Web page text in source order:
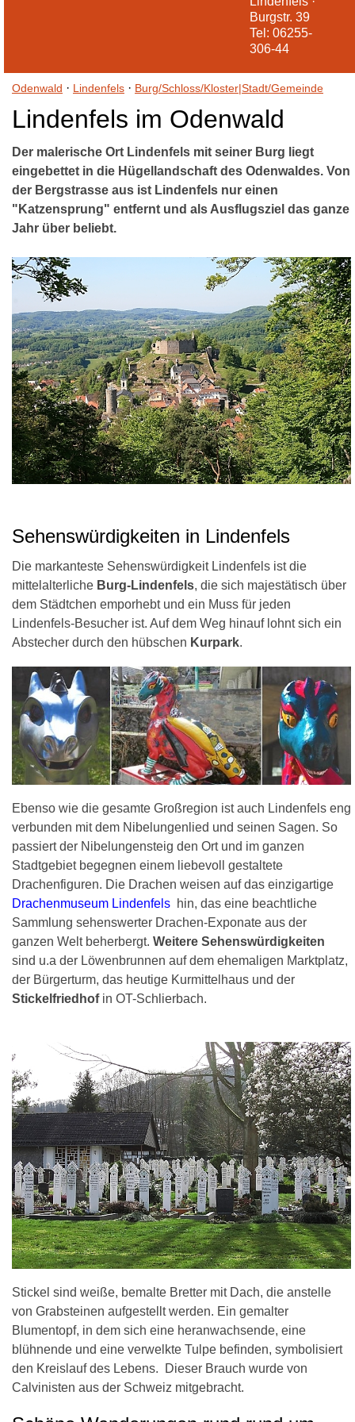
Burgstr. 39
Tel: 06255-
306-44
Odenwald · Lindenfels · Burg/Schloss/Kloster|Stadt/Gemeinde
Lindenfels im Odenwald
Der malerische Ort Lindenfels mit seiner Burg liegt
eingebettet in die Hügellandschaft des Odenwaldes. Von
der Bergstrasse aus ist Lindenfels nur einen
"Katzensprung" entfernt und als Ausflugsziel das ganze
Jahr über beliebt.
Sehenswürdigkeiten in Lindenfels
Die markanteste Sehenswürdigkeit Lindenfels ist die
mittelalterliche Burg-Lindenfels, die sich majestätisch über
dem Städtchen emporhebt und ein Muss für jeden
Lindenfels-Besucher ist. Auf dem Weg hinauf lohnt sich ein
Abstecher durch den hübschen Kurpark.
Ebenso wie die gesamte Großregion ist auch Lindenfels eng
verbunden mit dem Nibelungenlied und seinen Sagen. So
passiert der Nibelungensteig den Ort und im ganzen
Stadtgebiet begegnen einem liebevoll gestaltete
Drachenfiguren. Die Drachen weisen auf das einzigartige
Drachenmuseum Lindenfels hin, das eine beachtliche
Sammlung sehenswerter Drachen-Exponate aus der
ganzen Welt beherbergt. Weitere Sehenswürdigkeiten
sind u.a der Löwenbrunnen auf dem ehemaligen Marktplatz,
der Bürgerturm, das heutige Kurmittelhaus und der
Stickelfriedhof in OT-Schlierbach.
Stickel sind weiße, bemalte Bretter mit Dach, die anstelle
von Grabsteinen aufgestellt werden. Ein gemalter
Blumentopf, in dem sich eine heranwachsende, eine
blühnende und eine verwelkte Tulpe befinden, symbolisiert
den Kreislauf des Lebens. Dieser Brauch wurde von
Calvinisten aus der Schweiz mitgebracht.